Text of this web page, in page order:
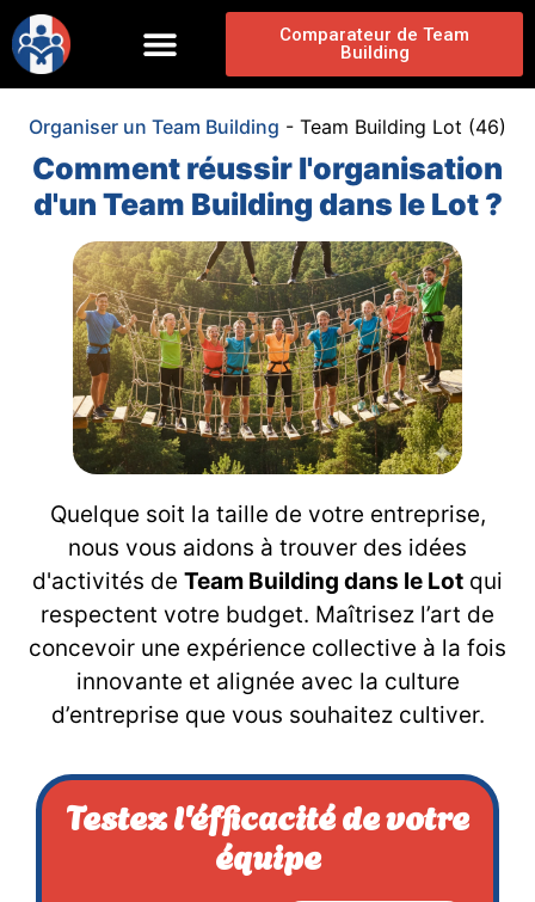
Comparateur de Team
Building
Organiser un Team Building - Team Building Lot (46)
Comment réussir l'organisation
d'un Team Building dans le Lot ?
Quelque soit la taille de votre entreprise,
nous vous aidons à trouver des idées
d'activités de Team Building dans le Lot qui
respectent votre budget. Maîtrisez l’art de
concevoir une expérience collective à la fois
innovante et alignée avec la culture
d’entreprise que vous souhaitez cultiver.
Testez l'éfficacité de votre
équipe